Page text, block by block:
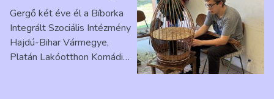
Ribárszky Gergő ellátottal
Gergő két éve él a Bíborka
Integrált Szociális Intézmény
Hajdú-Bihar Vármegye,
Platán Lakóotthon Komádi